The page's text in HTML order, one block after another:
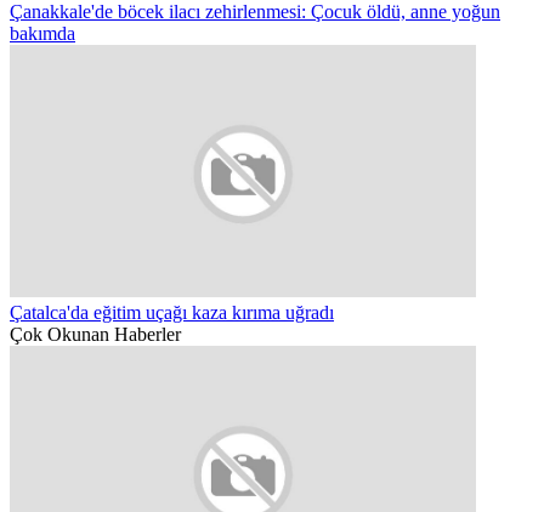
Çanakkale'de böcek ilacı zehirlenmesi: Çocuk öldü, anne yoğun
bakımda
Çatalca'da eğitim uçağı kaza kırıma uğradı
Çok Okunan Haberler